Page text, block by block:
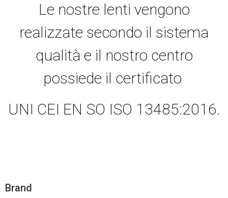
Le nostre lenti vengono
realizzate secondo il sistema
qualità e il nostro centro
possiede il certificato
UNI CEI EN SO ISO 13485:2016.
Brand